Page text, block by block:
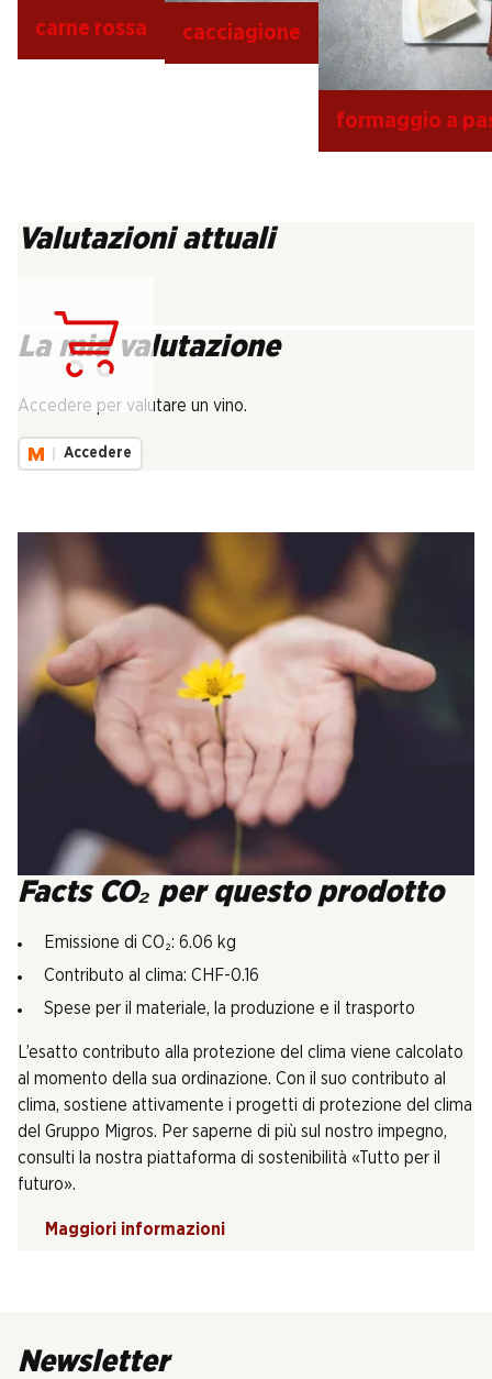
carne rossa cacciagione
formaggio a
Valutazioni attuali
La mia valutazione
Accedere per valutare un vino.
Accedere
Facts CO₂ per questo prodotto
Emissione di CO₂: 6.06 kg
Contributo al clima: CHF-0.16
Spese per il materiale, la produzione e il trasporto
L’esatto contributo alla protezione del clima viene calcolato
al momento della sua ordinazione. Con il suo contributo al
clima, sostiene attivamente i progetti di protezione del clima
del Gruppo Migros. Per saperne di più sul nostro impegno,
consulti la nostra piattaforma di sostenibilità «Tutto per il
futuro».
Maggiori informazioni
Newsletter